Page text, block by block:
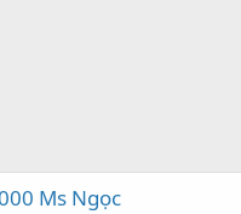
Ms Ngọc